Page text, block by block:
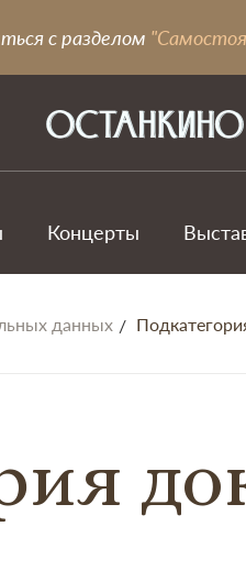
с разделом
Концерты
данных